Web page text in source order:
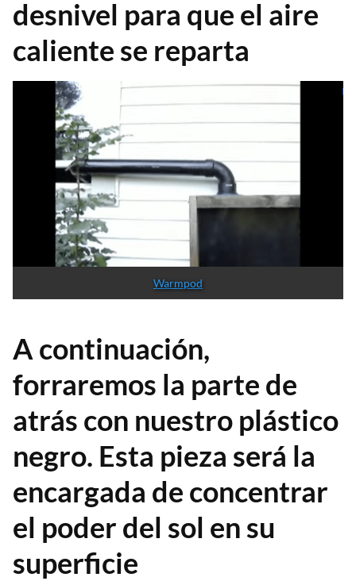
desnivel para que el aire
caliente se reparta
Warmpod
A continuación,
forraremos la parte de
atrás con nuestro plástico
negro. Esta pieza será la
encargada de concentrar
el poder del sol en su
superficie